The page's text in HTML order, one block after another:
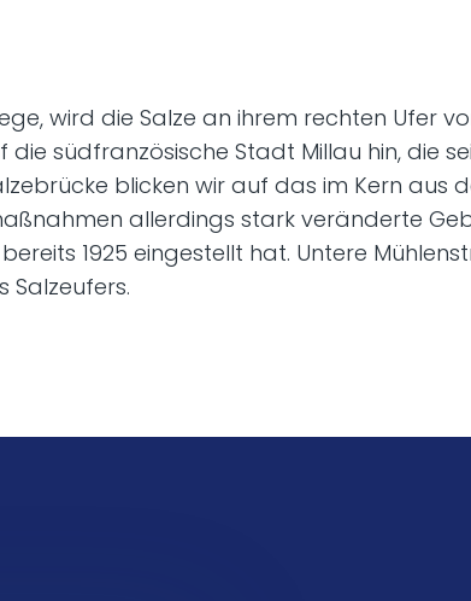
wird die Salze an ihrem rechten Ufer
südfranzösische Stadt Millau hin, die
blicken wir auf das im Kern aus
allerdings stark veränderte
1925 eingestellt hat. Untere
Salzeufers.